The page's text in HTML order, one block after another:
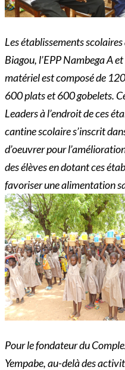
Les établissements
Biagou, l’EPP Nambega A
matériel est composé de
600 plats et 600 gobelets.
Leaders à l’endroit de ces
cantine scolaire s’inscrit
d’oeuvrer pour
des élèves en dotant ces
favoriser une alimentation
Pour le fondateur du
Yempabe, au-delà des